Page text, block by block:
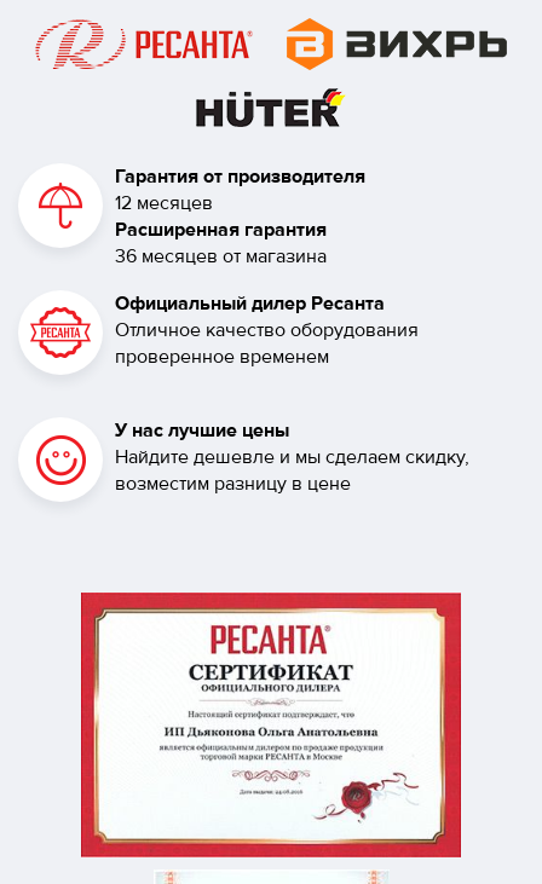
Гарантия от производителя
12 месяцев
Расширенная гарантия
36 месяцев от магазина
Официальный дилер Ресанта
Отличное качество оборудования
проверенное временем
У нас лучшие цены
Найдите дешевле и мы сделаем скидку,
возместим разницу в цене